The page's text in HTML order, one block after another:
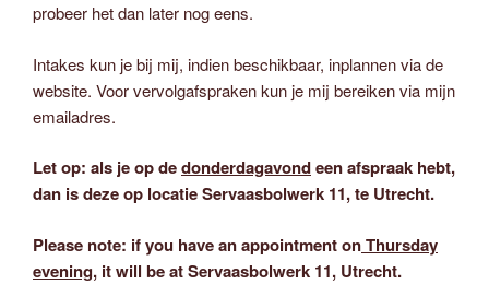
probeer het dan later nog eens.
Intakes kun je bij mij, indien beschikbaar, inplannen via de
website. Voor vervolgafspraken kun je mij bereiken via mijn
emailadres.
Let op: als je op dedonderdagavondeen afspraak hebt,
dan is deze op locatie Servaasbolwerk 11, te Utrecht.
Please note: if you have an appointment onThursday
evening, it will be at Servaasbolwerk 11, Utrecht.